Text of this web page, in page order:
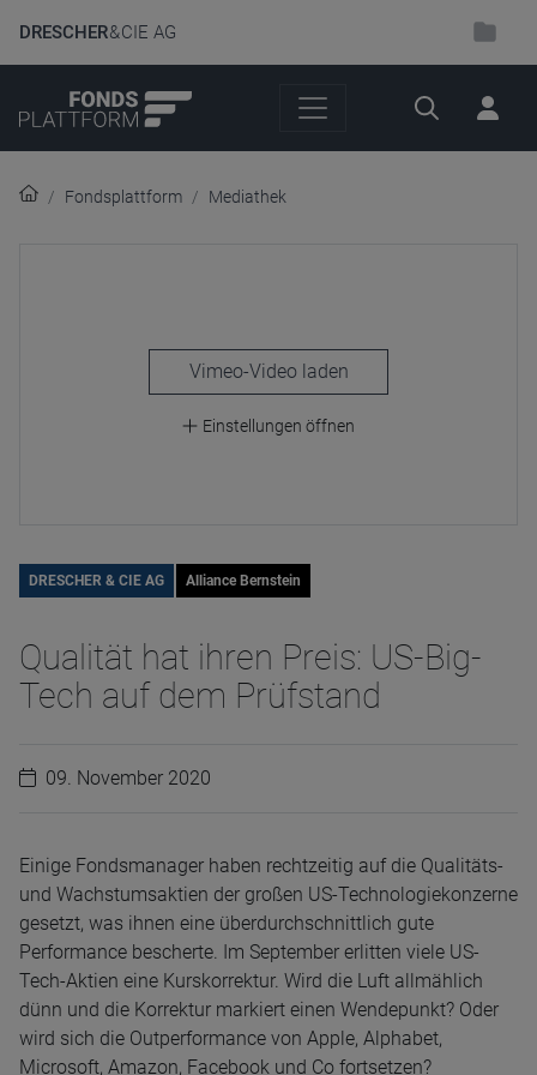
DRESCHER& CIE AG
Suche
Fondsplattform Mediathek
laden
Einstellungen öffnen
DRESCHER & CIE AG Alliance Bernstein
Qualität hat ihren Preis: US-Big-
Tech auf dem Prüfstand
09. November 2020
Einige Fondsmanager haben rechtzeitig auf die Qualitäts-
und Wachstumsaktien der großen US-Technologiekonzerne
gesetzt, was ihnen eine überdurchschnittlich gute
Performance bescherte. Im September erlitten viele US-
Tech-Aktien eine Kurskorrektur. Wird die Luft allmählich
dünn und die Korrektur markiert einen Wendepunkt? Oder
wird sich die Outperformance von Apple, Alphabet,
Microsoft, Amazon, Facebook und Co fortsetzen?